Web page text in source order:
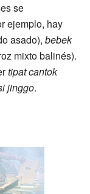
se
ejemplo, hay
asado), bebek
mixto balinés).
tipat cantok
jinggo.